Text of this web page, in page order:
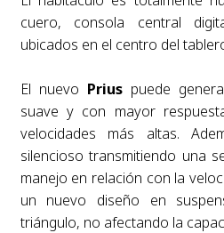
cuero, consola central
ubicados en el centro del
El nuevo Priuspuede
suave y con mayor
velocidades más altas.
silencioso transmitiendo una
manejo en relación con la
un nuevo diseño en
triángulo, no afectando la